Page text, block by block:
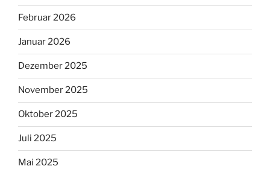
Februar 2026
Januar 2026
Dezember 2025
November 2025
Oktober 2025
Juli 2025
Mai 2025